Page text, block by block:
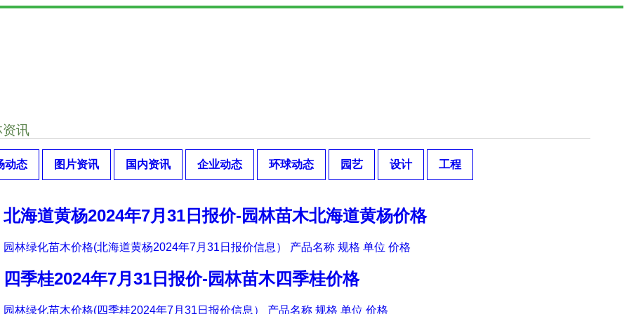
讯
动态 图片资讯 国内资讯 企业动态 环球动态 园艺 设计 工程
北海道黄杨2024年7月31日报价-园林苗木北海道黄杨价格
园林绿化苗木价格(北海道黄杨2024年7月31日报价信息） 产品名称 规格 单位 价格
四季桂2024年7月31日报价-园林苗木四季桂价格
园林绿化苗木价格(四季桂2024年7月31日报价信息） 产品名称 规格 单位 价格